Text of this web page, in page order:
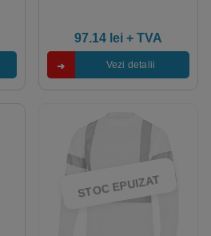
97.14 lei + TVA
Vezi detalii
STOC EPUIZAT